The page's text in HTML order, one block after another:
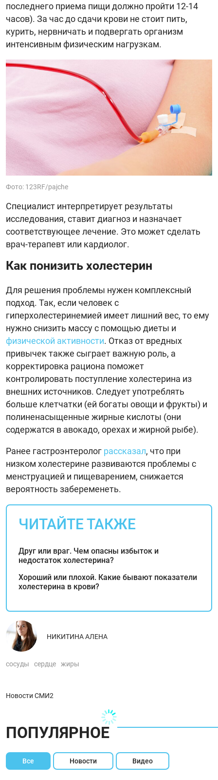
последнего приема пищи должно пройти 12-14
часов). За час до сдачи крови не стоит пить,
курить, нервничать и подвергать организм
интенсивным физическим нагрузкам.
Фото: 123RF/pajche
Специалист интерпретирует результаты
исследования, ставит диагноз и назначает
соответствующее лечение. Это может сделать
врач-терапевт или кардиолог.
Как понизить холестерин
Для решения проблемы нужен комплексный
подход. Так, если человек с
гиперхолестеринемией имеет лишний вес, то ему
нужно снизить массу с помощью диеты и
физической активности. Отказ от вредных
привычек также сыграет важную роль, а
корректировка рациона поможет
контролировать поступление холестерина из
внешних источников. Следует употреблять
больше клетчатки (ей богаты овощи и фрукты) и
полиненасыщенные жирные кислоты (они
содержатся в авокадо, орехах и жирной рыбе).
Ранее гастроэнтеролог рассказал, что при
низком холестерине развиваются проблемы с
менструацией и пищеварением, снижается
вероятность забеременеть.
ЧИТАЙТЕ ТАКЖЕ
Друг или враг. Чем опасны избыток и
недостаток холестерина?
Хороший или плохой. Какие бывают показатели
холестерина в крови?
НИКИТИНА АЛЕНА
сосуды сердце жиры
Новости СМИ2
ПОПУЛЯРНОЕ
Все Новости Видео